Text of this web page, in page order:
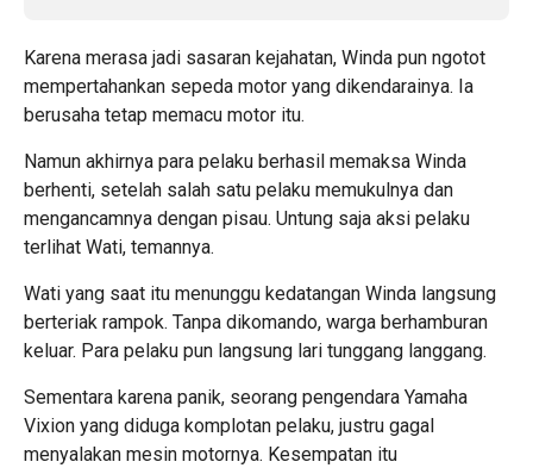
Karena merasa jadi sasaran kejahatan, Winda pun ngotot
mempertahankan sepeda motor yang dikendarainya. Ia
berusaha tetap memacu motor itu.
Namun akhirnya para pelaku berhasil memaksa Winda
berhenti, setelah salah satu pelaku memukulnya dan
mengancamnya dengan pisau. Untung saja aksi pelaku
terlihat Wati, temannya.
Wati yang saat itu menunggu kedatangan Winda langsung
berteriak rampok. Tanpa dikomando, warga berhamburan
keluar. Para pelaku pun langsung lari tunggang langgang.
Sementara karena panik, seorang pengendara Yamaha
Vixion yang diduga komplotan pelaku, justru gagal
menyalakan mesin motornya. Kesempatan itu